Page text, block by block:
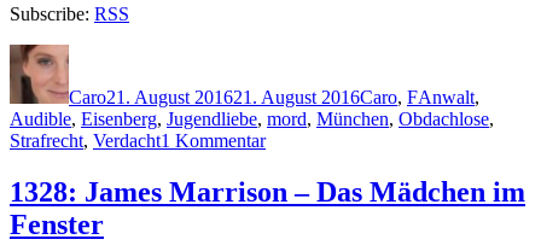
Subscribe: RSS
Autor
Caro21. August 201621. August 2016Caro, FAnwalt,
Audible, Eisenberg, Jugendliebe, mord, München, Obdachlose,
Strafrecht, Verdacht1 Kommentarzu
Andreas
Föhr
1328: James Marrison – Das Mädchen im
Fenster